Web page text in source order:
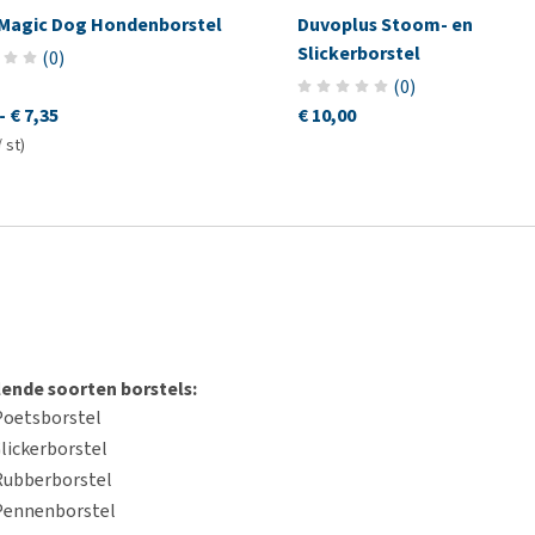
Dog Hondenborstel
(0)
- € 7,35
st)
Duvoplus Stoom- en
Slickerborstel
(0)
€ 10,00
soorten borstels: